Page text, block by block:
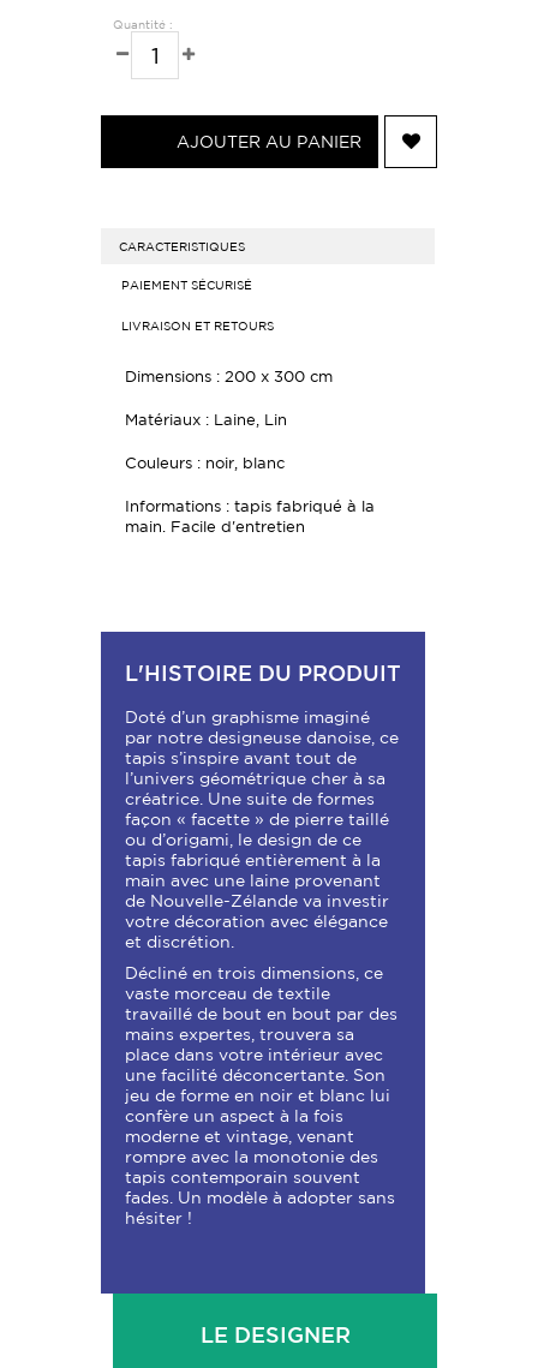
Quantité :
AJOUTER AU PANIER
CARACTERISTIQUES
PAIEMENT SÉCURISÉ
LIVRAISON ET RETOURS
Dimensions : 200 x 300 cm
Matériaux : Laine, Lin
Couleurs : noir, blanc
Informations : tapis fabriqué à la
main. Facile d'entretien
L'HISTOIRE DU PRODUIT
Doté d’un graphisme imaginé
par notre designeuse danoise, ce
tapis s’inspire avant tout de
l’univers géométrique cher à sa
créatrice. Une suite de formes
façon « facette » de pierre taillé
ou d’origami, le design de ce
tapis fabriqué entièrement à la
main avec une laine provenant
de Nouvelle-Zélande va investir
votre décoration avec élégance
et discrétion.
Décliné en trois dimensions, ce
vaste morceau de textile
travaillé de bout en bout par des
mains expertes, trouvera sa
place dans votre intérieur avec
une facilité déconcertante. Son
jeu de forme en noir et blanc lui
confère un aspect à la fois
moderne et vintage, venant
rompre avec la monotonie des
tapis contemporain souvent
fades. Un modèle à adopter sans
hésiter !
LE DESIGNER